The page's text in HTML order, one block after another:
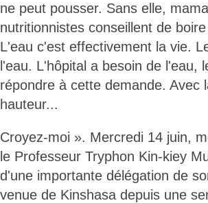
ne peut pousser. Sans elle,
nutritionnistes conseillent de
L'eau c'est effectivement la vie.
l'eau. L'hôpital a besoin de l'eau,
répondre à cette demande. Avec
hauteur...
Croyez-moi ». Mercredi 14 juin,
le Professeur Tryphon Kin-kiey
d'une importante délégation de
venue de Kinshasa depuis une